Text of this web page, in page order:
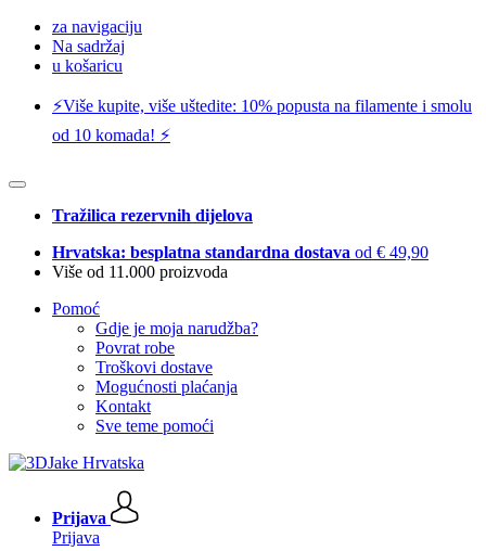
za navigaciju
Na sadržaj
u košaricu
⚡️Više kupite, više uštedite: 10% popusta na filamente i smolu
od 10 komada! ⚡️
Tražilica rezervnih dijelova
Hrvatska: besplatna standardna dostava od € 49,90
Više od 11.000 proizvoda
Pomoć
Gdje je moja narudžba?
Povrat robe
Troškovi dostave
Mogućnosti plaćanja
Kontakt
Sve teme pomoći
Prijava
Prijava